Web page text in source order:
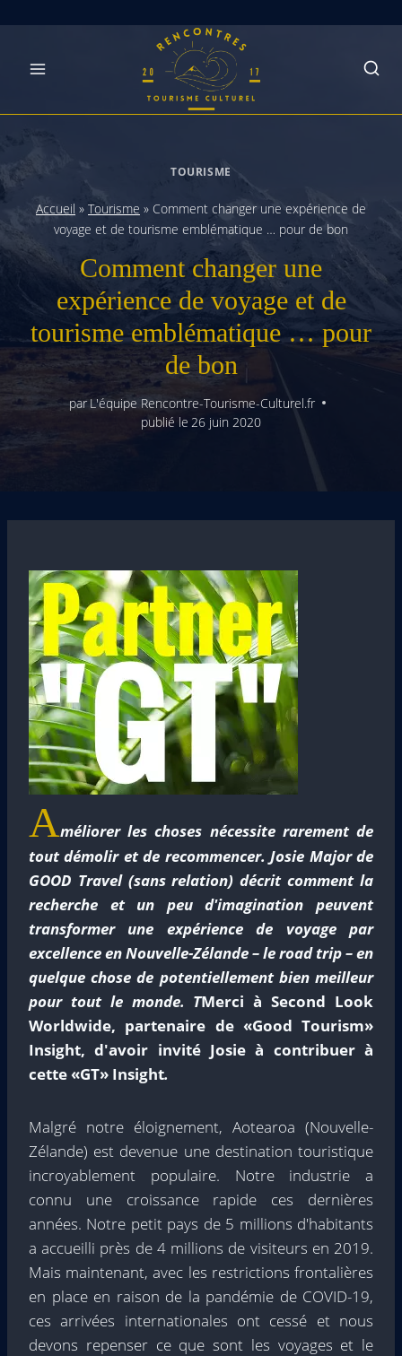
TOURISME
Accueil » Tourisme » Comment changer une expérience de
voyage et de tourisme emblématique … pour de bon
Comment changer une
expérience de voyage et de
tourisme emblématique … pour
de bon
par L'équipe Rencontre-Tourisme-Culturel.fr
publié le 26 juin 2020
Améliorer les choses nécessite rarement de
tout démolir et de recommencer. Josie Major de
GOOD Travel (sans relation) décrit comment la
recherche et un peu d'imagination peuvent
transformer une expérience de voyage par
excellence en Nouvelle-Zélande – le road trip – en
quelque chose de potentiellement bien meilleur
pour tout le monde. TMerci à Second Look
Worldwide, partenaire de «Good Tourism»
Insight, d'avoir invité Josie à contribuer à
cette «GT» Insight.
Malgré notre éloignement, Aotearoa (Nouvelle-
Zélande) est devenue une destination touristique
incroyablement populaire. Notre industrie a
connu une croissance rapide ces dernières
années. Notre petit pays de 5 millions d'habitants
a accueilli près de 4 millions de visiteurs en 2019.
Mais maintenant, avec les restrictions frontalières
en place en raison de la pandémie de COVID-19,
ces arrivées internationales ont cessé et nous
devons repenser ce que sont les voyages et le